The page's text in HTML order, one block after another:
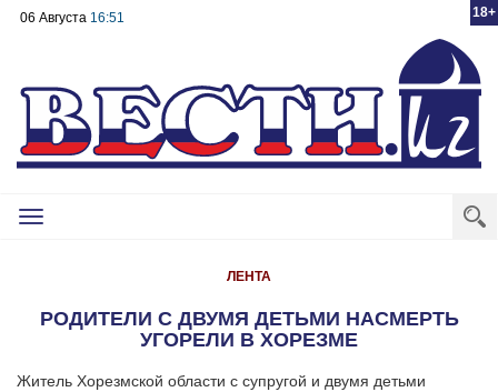
18+
06 Августа 16:51
Toggle
ЛЕНТА
РОДИТЕЛИ С ДВУМЯ ДЕТЬМИ НАСМЕРТЬ
УГОРЕЛИ В ХОРЕЗМЕ
Житель Хорезмской области с супругой и двумя детьми